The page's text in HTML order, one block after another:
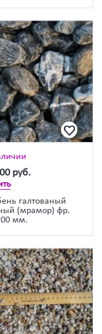
руб.
галтованый
(мрамор) фр.
мм.